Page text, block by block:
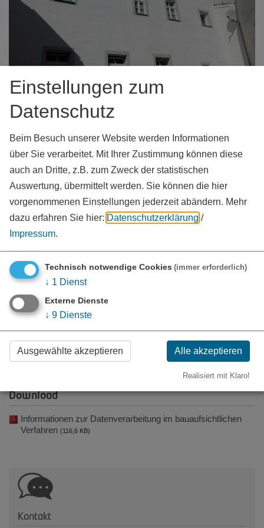
Fliegende Bauten & Veranstaltungen
Download
Informationen zur Datenverarbeitung im bauaufsichtlichen
Verfahren (116,6 KB)
Kontakt
Einstellungen zum
Datenschutz
Beim Besuch unserer Website werden Informationen
über Sie verarbeitet. Mit Ihrer Zustimmung können diese
auch an Dritte, z.B. zum Zweck der statistischen
Auswertung, übermittelt werden. Sie können die hier
vorgenommenen Einstellungen jederzeit abändern. Mehr
dazu erfahren Sie hier: Datenschutzerklärung /
Impressum.
Technisch notwendige Cookies (immer erforderlich)
↓ 1 Dienst
Externe Dienste
↓ 9 Dienste
Ausgewählte akzeptieren Alle akzeptieren
Realisiert mit Klaro!